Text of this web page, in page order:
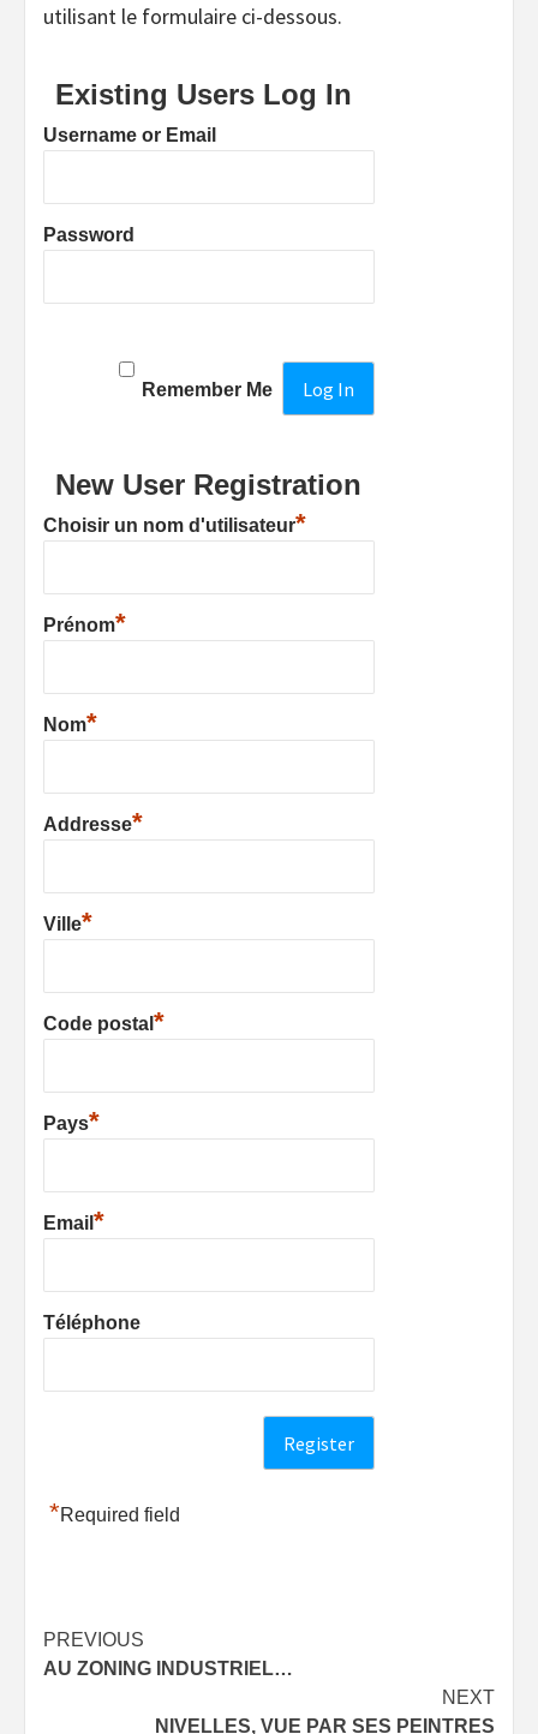
utilisant le formulaire ci-dessous.
Existing Users Log In
Username or Email
Password
Remember Me
New User Registration
Choisir un nom d'utilisateur*
Prénom*
Nom*
Addresse*
Ville*
Code postal *
Pays*
Email *
Téléphone
*Required field
Post
navigation
PREVIOUS
AU ZONING INDUSTRIEL…
NEXT
NIVELLES, VUE PAR SES PEINTRES